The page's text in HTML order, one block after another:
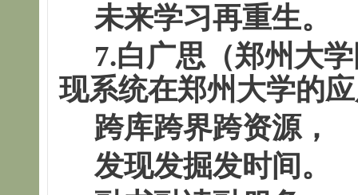
未来学习再重生。
7.白广思（郑州大
现系统在郑州 大学的
跨库跨界跨资源，
发现发掘发时间。